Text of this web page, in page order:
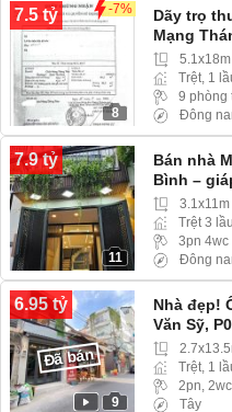
7.5 tỷ -7%
8
Dãy trọ
Mạng
Trệt, 1
9 phòng
Đông
7.9 tỷ
11
Bán nhà
Bình –
Trệt 3 lầu
3pn 4wc
Đông
6.95 tỷ
9
Đã bán
Nhà đẹp!
Văn Sỹ,
Trệt, 1
2pn, 2wc
Tây